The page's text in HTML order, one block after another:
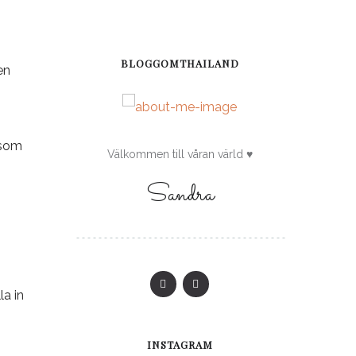
in
BLOGGOMTHAILAND
Välkommen till våran värld ♥
Sandra
INSTAGRAM